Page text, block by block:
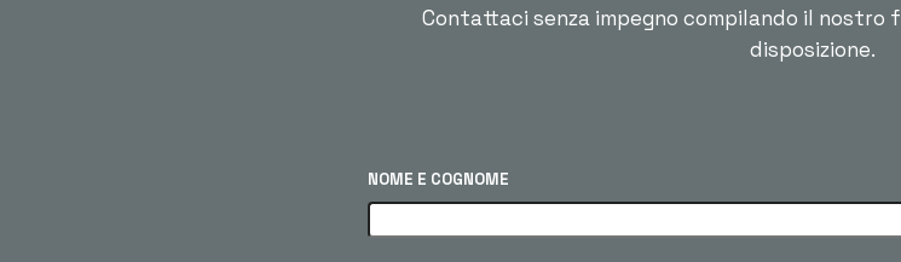
Contattaci senza impegno compilando il nostro
disposizione.
NOME E COGNOME